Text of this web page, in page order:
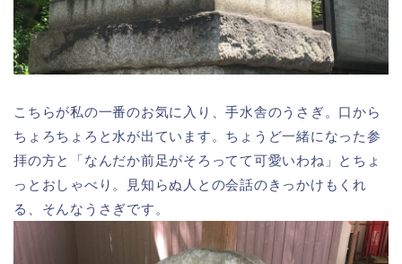
こちらが私の一番のお気に入り、手水舎のうさぎ。口から
ちょろちょろと水が出ています。ちょうど一緒になった参
拝の方と「なんだか前足がそろってて可愛いわね」とちょ
っとおしゃべり。見知らぬ人との会話のきっかけもくれ
る、そんなうさぎです。